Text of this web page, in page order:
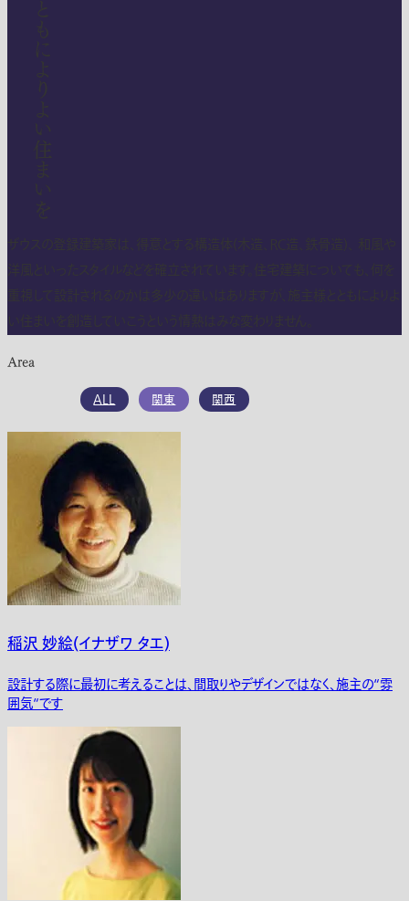
Area
ALL 関東 関西
稲沢 妙絵(イナザワ タエ)
設計する際に最初に考えることは、間取りやデザインではなく、施主の“雰
囲気“です